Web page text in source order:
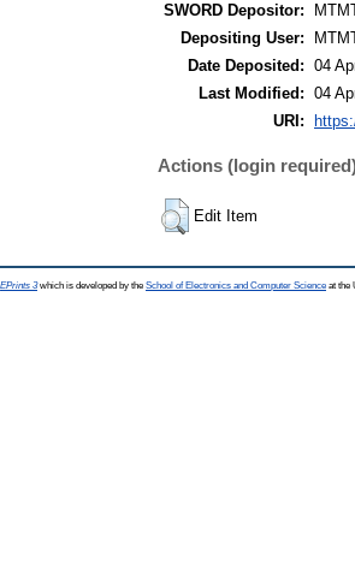
SWORD Depositor:
Depositing User:
Date Deposited: 04
Last Modified: 04
URI:
Actions (login
Edit Item
EPrints 3which is developed by the School of Electronics and Computer Science at the